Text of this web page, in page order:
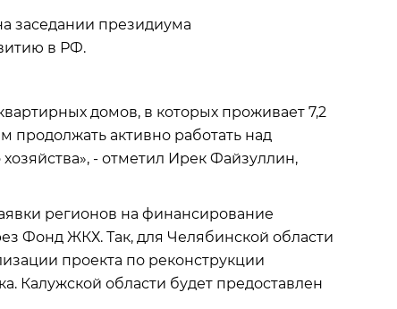
заседании президиума
в РФ.
домов, в которых проживает 7,2
продолжать активно работать над
- отметил Ирек Файзуллин,
регионов на финансирование
Фонд ЖКХ. Так, для Челябинской области
проекта по реконструкции
Калужской области будет предоставлен